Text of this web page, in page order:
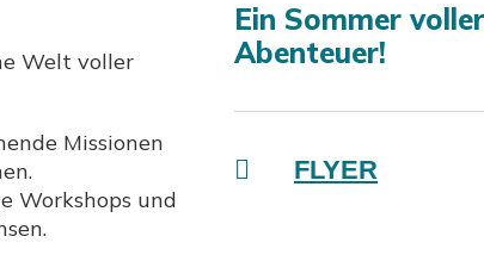
Welt voller
Missionen
Workshops und
Ein Sommer
Abenteuer!
FLYER